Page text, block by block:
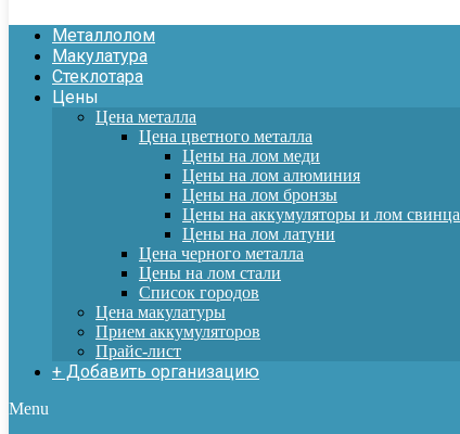
Металлолом
Макулатура
Стеклотара
Цены
Цена металла
Цена цветного металла
Цены на лом меди
Цены на лом алюминия
Цены на лом бронзы
Цены на аккумуляторы и лом свинца
Цены на лом латуни
Цена черного металла
Цены на лом стали
Список городов
Цена макулатуры
Прием аккумуляторов
Прайс-лист
+ Добавить организацию
Menu